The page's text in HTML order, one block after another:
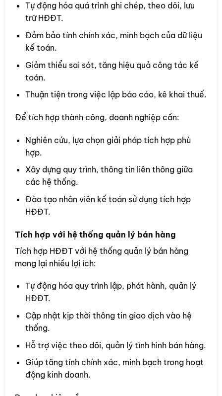
Tự động hóa quá trình ghi chép, theo dõi, lưu
trữ HĐĐT.
Đảm bảo tính chính xác, minh bạch của dữ liệu
kế toán.
Giảm thiểu sai sót, tăng hiệu quả công tác kế
toán.
Thuận tiện trong việc lập báo cáo, kê khai thuế.
Để tích hợp thành công, doanh nghiệp cần:
Nghiên cứu, lựa chọn giải pháp tích hợp phù
hợp.
Xây dựng quy trình, thông tin liên thông giữa
các hệ thống.
Đào tạo nhân viên kế toán sử dụng tích hợp
HĐĐT.
Tích hợp với hệ thống quản lý bán hàng
Tích hợp HĐĐT với hệ thống quản lý bán hàng
mang lại nhiều lợi ích:
Tự động hóa quy trình lập, phát hành, quản lý
HĐĐT.
Cập nhật kịp thời thông tin giao dịch vào hệ
thống.
Hỗ trợ việc theo dõi, quản lý tình hình bán hàng.
Giúp tăng tính chính xác, minh bạch trong hoạt
động kinh doanh.